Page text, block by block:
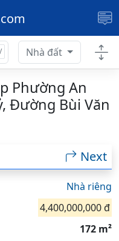
Nhà đất
Phường An
Đường Bùi Văn
Next
Nhà riêng
4,400,000,000 đ
172 m²